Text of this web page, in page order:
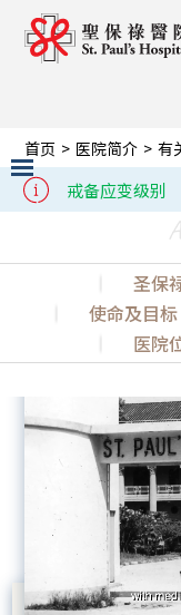
戒备应变级别
Slide 3 of 3.
首页 > 医院简介 > 有
有关
圣保
使命及目标
医院